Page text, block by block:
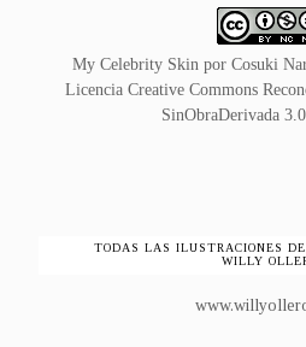
My Celebrity Skin por Cosuki
Licencia Creative Commons
SinObraDerivada
TODAS LAS ILUSTRACIONES
WILLY